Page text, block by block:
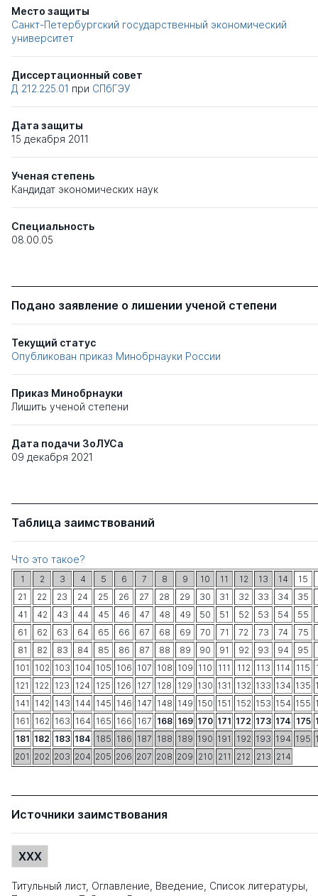
Место защиты
Санкт-Петербургский государственный экономический
университет
Диссертационный совет
Д 212.225.01 при СПбГЭУ
Дата защиты
15 декабря 2011
Ученая степень
Кандидат экономических наук
Специальность
08.00.05
Подано заявление о лишении ученой степени
Текущий статус
Опубликован приказ Минобрнауки России
Приказ Минобрнауки
Лишить ученой степени
Дата подачи ЗоЛУСа
09 декабря 2021
Таблица заимствований
Что это такое?
1 2 3 4 5 6 7 8 9 10 11 12 13 14
15
21
22 23 24 25 26 27 28 29 30 31 32 33 34 35
41
42 43 44 45 46 47 48 49 50 51 52 53 54 55
61
62 63 64 65 66 67 68 69 70 71 72 73 74 75
81
82 83 84 85 86 87 88 89 90 91 92 93 94 95
101
102 103 104 105 106 107 108 109 110 111 112 113 114 115
121
122 123 124 125 126 127 128 129 130 131 132 133 134 135
141
142 143 144 145 146 147 148 149 150 151 152 153 154 155
161
162 163 164 165 166 167 168 169 170 171 172 173 174 175
181 182 183 184 185 186 187 188 189 190 191 192 193 194 195
201 202 203 204 205 206 207 208 209 210 211 212 213 214
Источники заимствования
XXX
Титульный лист, Оглавление, Введение, Список литературы,